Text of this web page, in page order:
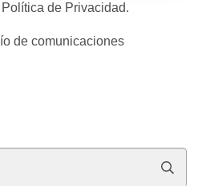
de Privacidad.
de comunicaciones